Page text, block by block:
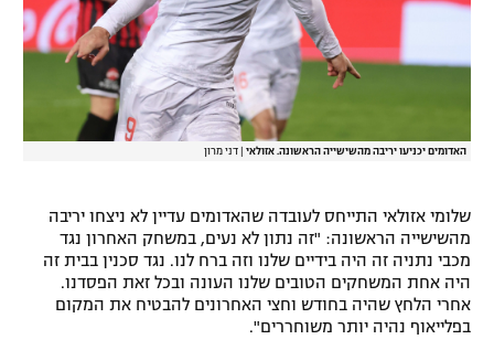
האדומים יכניעו יריבה מהשישייה הראשונה. אזולאי דני מרון
שלומי אזולאי התייחס לעובדה שהאדומים עדיין לא ניצחו יריבה
מהשישייה הראשונה: "זה נתון לא נעים, במשחק האחרון נגד
מכבי נתניה זה היה בידיים שלנו וזה ברח לנו. נגד סכנין בבית זה
היה אחת המשחקים הטובים שלנו העונה ובכל זאת הפסדנו.
אחרי הלחץ שהיה בחודש וחצי האחרונים להבטיח את המקום
בפלייאוף נהיה יותר משוחררים".